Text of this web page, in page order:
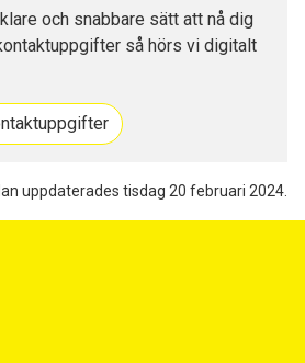
och snabbare sätt att nå dig
så hörs vi digitalt
uppdaterades tisdag 20 februari 2024.